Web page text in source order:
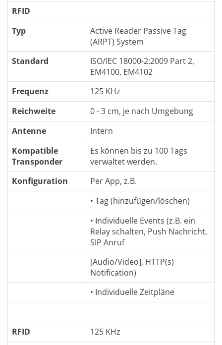
RFID
Typ
Active Reader Passive Tag
(ARPT) System
Standard
ISO/IEC 18000-2:2009 Part 2,
EM4100, EM4102
Frequenz
125 KHz
Reichweite
0 - 3 cm, je nach Umgebung
Antenne
Intern
Kompatible
Transponder
Es können bis zu 100 Tags
verwaltet werden.
Konfiguration
Per App, z.B.
• Tag (hinzufügen/löschen)
• Individuelle Events (z.B. ein
Relay schalten, Push Nachricht,
SIP Anruf
[Audio/Video], HTTP(s)
Notification)
• Individuelle Zeitpläne
RFID
125 KHz